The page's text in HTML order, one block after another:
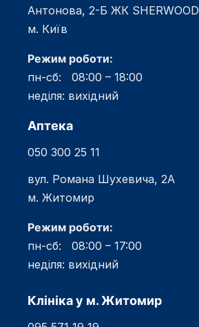
Антонова, 2-Б ЖК SHERWOOD
м. Київ
Режим роботи:
пн-сб: 08:00 – 18:00
неділя: вихідний
Аптека
050 300 25 11
вул. Романа Шухевича, 2А
м. Житомир
Режим роботи:
пн-сб: 08:00 – 17:00
неділя: вихідний
Клініка у м. Житомир